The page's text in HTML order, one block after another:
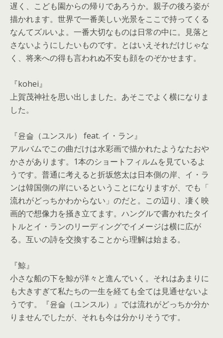
遅く、 こども園からの帰りであろうか。親子の後ろ姿が
描かれます。 世界で一番美しい光景をここで持ってくる
なんてズルいよ。 一番大切なものは日常の中に。
見落と
さないようにしたいものです。とはいえそれだけじゃな
く、 将来への得も言われぬ不安も顔をのぞかせます。
『kohei』
上賀茂神社を思い出しました。あそこでよく横になりま
した。
『윤슬（ユンスル） feat. イ・ラン』
アルバムでこの曲だけは水彩画で描かれたようなたおや
かさがあり ます。1本のショートフィルムを見ているよ
うです。 普通に考えると折坂悠太は日本側の岸、イ・ ラ
ンは韓国側の岸にいるということになりますが、でも「
流れがどっちかわからない」のだと。この辺り、 凄く映
画的で想像力を掻き立てます。 ハングルで書かれたタイ
トルとイ・ ランのリーディングでイメージは横に広が
る。 互いの詩を交換することから理解は始まる。
『鯨』
小さな船の下を鯨が洋々と進んでいく。 それはあまりに
も大きすぎて私たちの一生を経ても全ては見通せないよ
うです。『윤슬（ユンスル）』 では流れがどっちか分か
りませんでしたが、 それも今は分かりそうです。